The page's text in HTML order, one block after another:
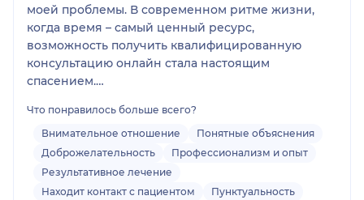
моей проблемы. В современном ритме жизни,
когда время – самый ценный ресурс,
возможность получить квалифицированную
консультацию онлайн стала настоящим
спасением.
Особенно важно отметить, что врач не просто
выслушал мои жалобы, но внимательно изучил
все предоставленные анализы и результаты МРТ.
Глубокий анализ медицинской документации,
проведенный дистанционно, позволил доктору
Что понравилось больше всего?
Внимательное отношение
Понятные объяснения
Доброжелательность
Профессионализм и опыт
Результативное лечение
Находит контакт с пациентом
Пунктуальность